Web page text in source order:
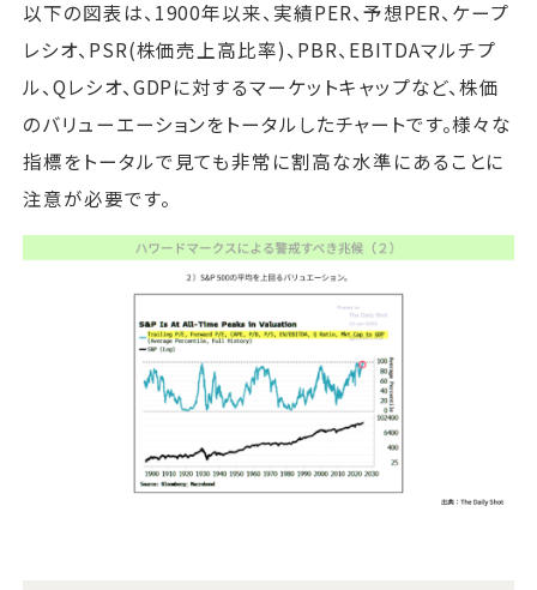
以下の図表は、1900年以来、実績PER、予想PER、ケープ
レシオ、PSR(株価売上高比率)、PBR、EBITDAマルチプ
ル、Qレシオ、GDPに対するマーケットキャップなど、株価
のバリューエーションをトータルしたチャートです。様々な
指標をトータルで見ても非常に割高な水準にあることに
注意が必要です。